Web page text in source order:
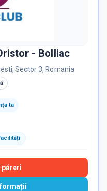
- Bolliac
Sector 3, Romania
ta
ăți
păreri